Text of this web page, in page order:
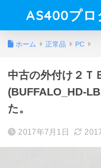
AS400プロ
ホーム 正常品 PC
中古の外付け２Ｔ
(BUFFALO_HD-
た。
2017年7月1日